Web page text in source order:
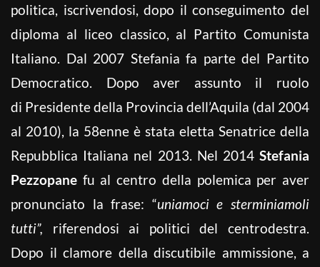
politica, iscrivendosi, dopo il conseguimento del
diploma al liceo classico, al Partito Comunista
Italiano. Dal 2007 Stefania fa parte del Partito
Democratico. Dopo aver assunto il ruolo
di Presidente della Provincia dell’Aquila (dal 2004
al 2010), la 58enne è stata eletta Senatrice della
Repubblica Italiana nel 2013. Nel 2014 Stefania
Pezzopane fu al centro della polemica per aver
pronunciato la frase: “uniamoci e sterminiamoli
tutti”, riferendosi ai politici del centrodestra.
Dopo il clamore della discutibile ammissione, a